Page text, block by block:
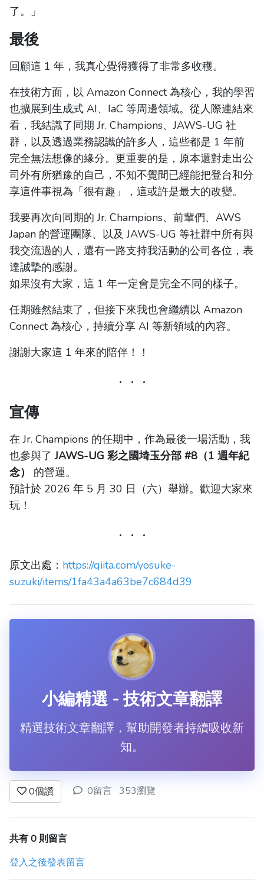
了。」
最後
回顧這 1 年，我真心覺得獲得了非常多收穫。
在技術方面，以 Amazon Connect 為核心，我的學習
也擴展到生成式 AI、IaC 等周邊領域。從人際連結來
看，我結識了同期 Jr. Champions、JAWS-UG 社
群，以及透過業務認識的許多人，這些都是 1 年前
完全無法想像的緣分。更重要的是，原本還對走出公
司外有所猶豫的自己，不知不覺間已經能把登台和分
享這件事視為「很有趣」，這或許是最大的改變。
我要再次向同期的 Jr. Champions、前輩們、AWS
Japan 的營運團隊、以及 JAWS-UG 等社群中所有與
我交流過的人，還有一路支持我活動的公司各位，表
達誠摯的感謝。
如果沒有大家，這 1 年一定會是完全不同的樣子。
任期雖然結束了，但接下來我也會繼續以 Amazon
Connect 為核心，持續分享 AI 等新領域的內容。
謝謝大家這 1 年來的陪伴！！
宣傳
在 Jr. Champions 的任期中，作為最後一場活動，我
也參與了JAWS-UG 彩之國埼玉分部 #8（1 週年紀
念）
的營運。
預計於 2026 年 5 月 30 日（六）舉辦。歡迎大家來
玩！
原文出處： https://qiita.com/yosuke-
suzuki/items/1fa43a4a63be7c684d39
小編精選 - 技術文章翻譯
精選技術文章翻譯，幫助開發者持續吸收新
知。
0個讚 0留言 353瀏覽
共有 0 則留言
登入之後發表留言